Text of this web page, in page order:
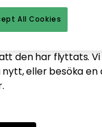
du
den har flyttats.
eller besöka
All Cookies